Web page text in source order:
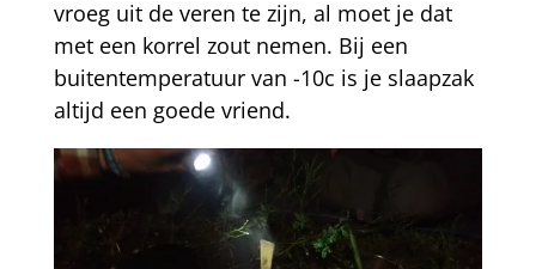
vroeg uit de veren te zijn, al moet je dat
met een korrel zout nemen. Bij een
buitentemperatuur van -10c is je slaapzak
altijd een goede vriend.